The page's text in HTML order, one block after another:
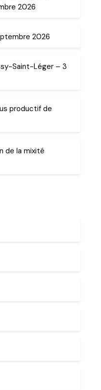
2026
2026
Saint-Léger – 3
productif de
de la mixité